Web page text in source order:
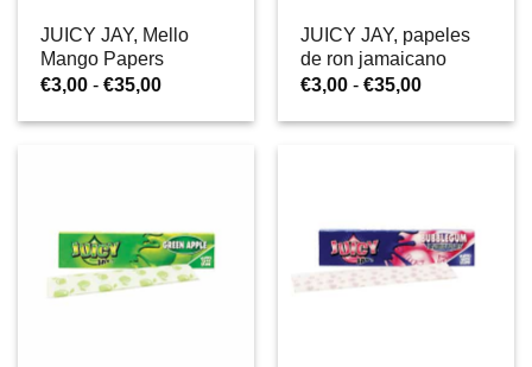
JUICY JAY, Mello
Mango Papers
€3,00 - €35,00Rango
precios:
JUICY JAY, papeles
de ron jamaicano
€3,00 - €35,00Rango
precios: